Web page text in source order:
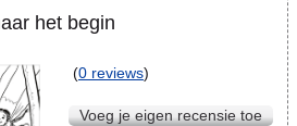
het begin
(0 reviews)
Voeg je eigen recensie toe